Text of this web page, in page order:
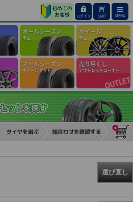
ログイン CART MENU
オールシーズン
単品
ホイール
単品
オールシーズン
ホイールセット
売り尽くし
アウトレットコーナー
選び直し